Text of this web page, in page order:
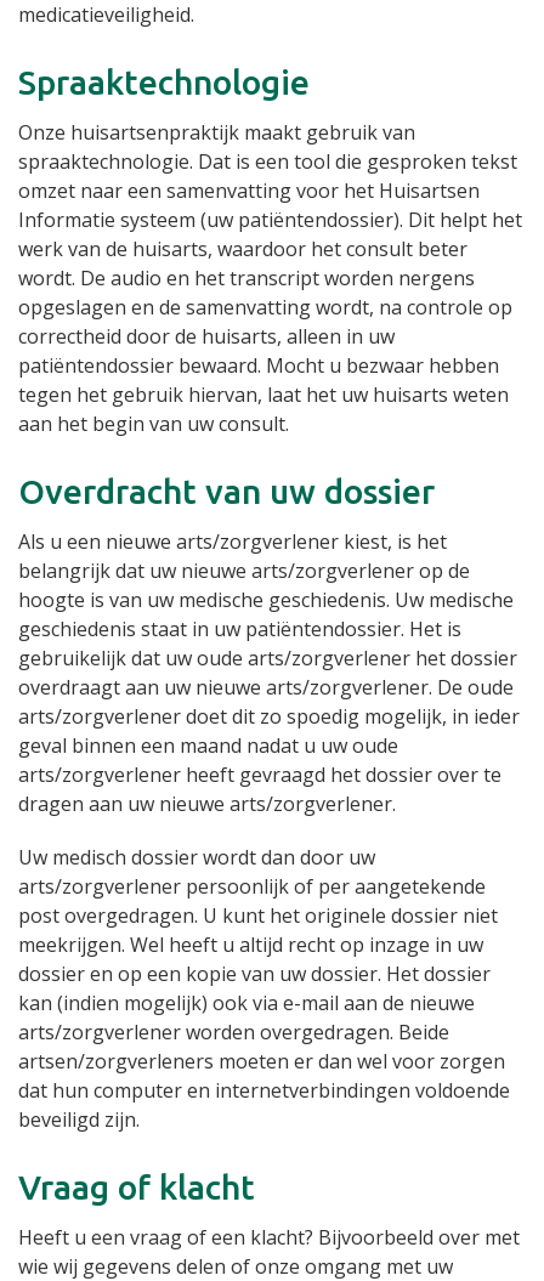
medicatieveiligheid.
Spraaktechnologie
Onze huisartsenpraktijk maakt gebruik van
spraaktechnologie. Dat is een tool die gesproken tekst
omzet naar een samenvatting voor het Huisartsen
Informatie systeem (uw patiëntendossier). Dit helpt het
werk van de huisarts, waardoor het consult beter
wordt. De audio en het transcript worden nergens
opgeslagen en de samenvatting wordt, na controle op
correctheid door de huisarts, alleen in uw
patiëntendossier bewaard. Mocht u bezwaar hebben
tegen het gebruik hiervan, laat het uw huisarts weten
aan het begin van uw consult.
Overdracht van uw dossier
Als u een nieuwe arts/zorgverlener kiest, is het
belangrijk dat uw nieuwe arts/zorgverlener op de
hoogte is van uw medische geschiedenis. Uw medische
geschiedenis staat in uw patiëntendossier. Het is
gebruikelijk dat uw oude arts/zorgverlener het dossier
overdraagt aan uw nieuwe arts/zorgverlener. De oude
arts/zorgverlener doet dit zo spoedig mogelijk, in ieder
geval binnen een maand nadat u uw oude
arts/zorgverlener heeft gevraagd het dossier over te
dragen aan uw nieuwe arts/zorgverlener.
Uw medisch dossier wordt dan door uw
arts/zorgverlener persoonlijk of per aangetekende
post overgedragen. U kunt het originele dossier niet
meekrijgen. Wel heeft u altijd recht op inzage in uw
dossier en op een kopie van uw dossier. Het dossier
kan (indien mogelijk) ook via e-mail aan de nieuwe
arts/zorgverlener worden overgedragen. Beide
artsen/zorgverleners moeten er dan wel voor zorgen
dat hun computer en internetverbindingen voldoende
beveiligd zijn.
Vraag of klacht
Heeft u een vraag of een klacht? Bijvoorbeeld over met
wie wij gegevens delen of onze omgang met uw